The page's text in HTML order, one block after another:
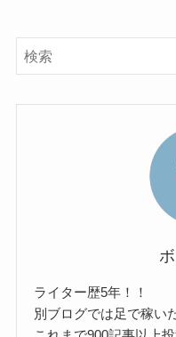
ライター歴5年！！
別ブログでは足で稼い